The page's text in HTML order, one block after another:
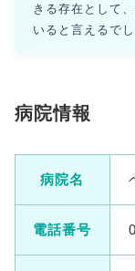
きる存在として
いると言えるでし
病院情報
病院名
電話番号